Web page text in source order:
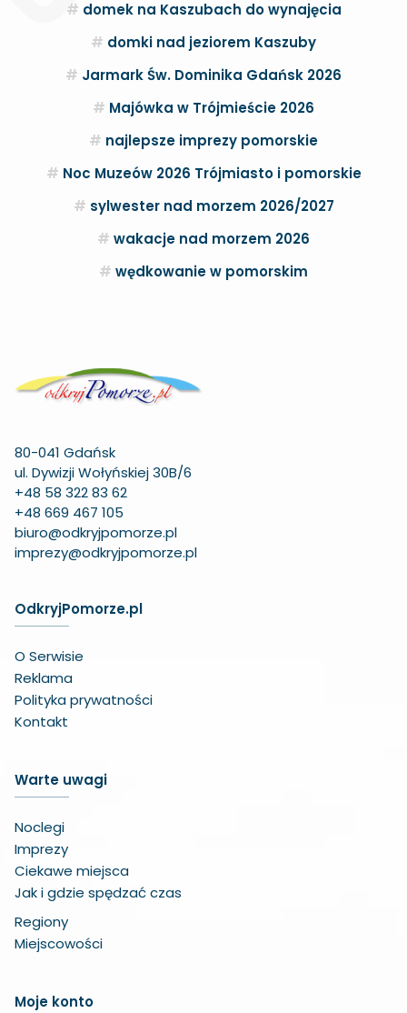
domek na Kaszubach do wynajęcia
domki nad jeziorem Kaszuby
Jarmark Św. Dominika Gdańsk 2026
Majówka w Trójmieście 2026
najlepsze imprezy pomorskie
Noc Muzeów 2026 Trójmiasto i pomorskie
sylwester nad morzem 2026/2027
wakacje nad morzem 2026
wędkowanie w pomorskim
80-041 Gdańsk
ul. Dywizji Wołyńskiej 30B/6
+48 58 322 83 62
+48 669 467 105
biuro@odkryjpomorze.pl
imprezy@odkryjpomorze.pl
OdkryjPomorze.pl
O Serwisie
Reklama
Polityka prywatności
Kontakt
Warte uwagi
Noclegi
Imprezy
Ciekawe miejsca
Jak i gdzie spędzać czas
Regiony
Miejscowości
Moje konto